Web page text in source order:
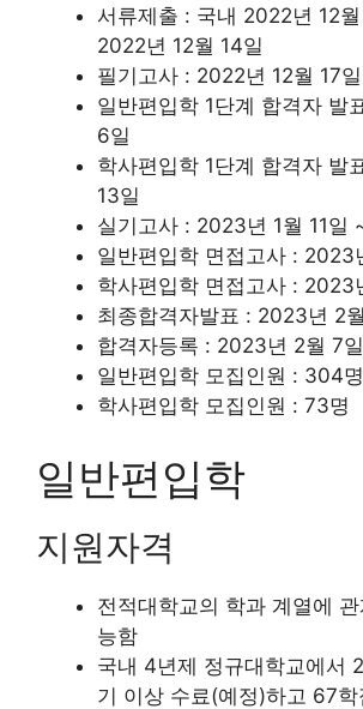
서류제출 : 국내 2022년 12
2022년 12월 14일
필기고사 : 2022년 12월 17일
일반편입학 1단계 합격자 발
6일
학사편입학 1단계 합격자 발
13일
실기고사 : 2023년 1월 11일
일반편입학 면접고사 : 2023
학사편입학 면접고사 : 2023
최종합격자발표 : 2023년 2
합격자등록 : 2023년 2월 7
일반편입학 모집인원 : 304명
학사편입학 모집인원 : 73명
일반편입학
지원자격
전적대학교의 학과 계열에
능함
국내 4년제 정규대학교에서
기 이상 수료(예정)하고 67